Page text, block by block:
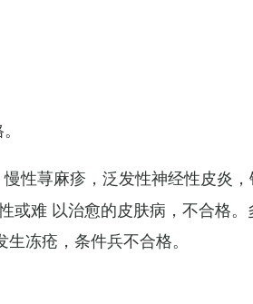
性荨麻疹，泛发性神经性皮炎
难 以治愈的皮肤病，不合格。
冻疮，条件兵不合格。